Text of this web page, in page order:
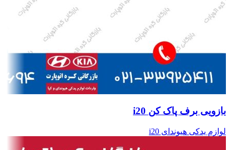
بازویی برف پاک کن i20
لوازم یدکی هیوندای i20